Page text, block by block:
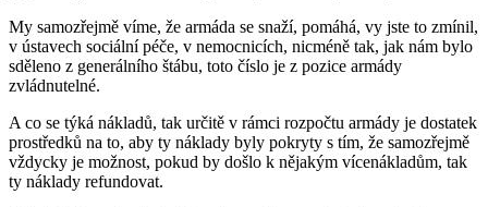
My samozřejmě víme, že armáda se snaží, pomáhá, vy jste to zmínil,
v ústavech sociální péče, v nemocnicích, nicméně tak, jak nám bylo
sděleno z generálního štábu, toto číslo je z pozice armády
zvládnutelné.
A co se týká nákladů, tak určitě v rámci rozpočtu armády je dostatek
prostředků na to, aby ty náklady byly pokryty s tím, že samozřejmě
vždycky je možnost, pokud by došlo k nějakým vícenákladům, tak
ty náklady refundovat.